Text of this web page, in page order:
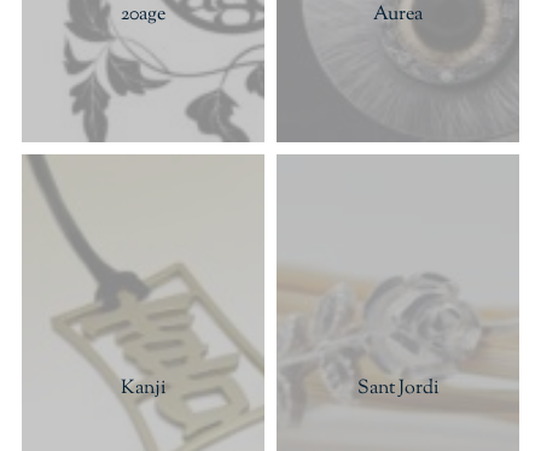
20age Aurea
Kanji Sant Jordi